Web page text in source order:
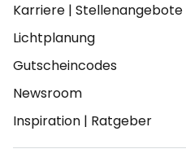
Karriere | Stellenangebote
Lichtplanung
Gutscheincodes
Newsroom
Inspiration | Ratgeber